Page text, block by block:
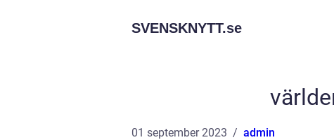
SVENSKNYTT.se
01 september 2023 admin